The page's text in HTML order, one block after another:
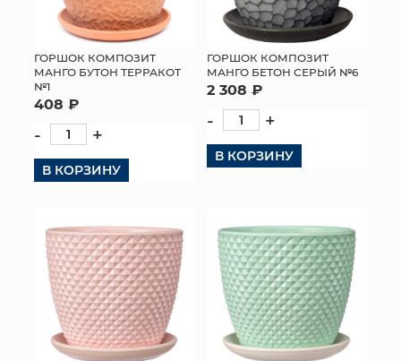
ГОРШОК КОМПОЗИТ
МАНГО БУТОН ТЕРРАКОТ
№1
408 ₽
- +
В КОРЗИНУ
ГОРШОК КОМПОЗИТ
МАНГО БЕТОН СЕРЫЙ №6
2 308 ₽
- +
В КОРЗИНУ